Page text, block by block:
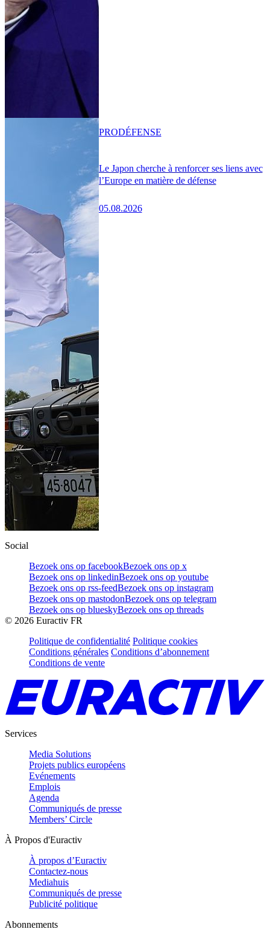
Le Japon cherche à renforcer ses liens avec
l’Europe en matière de défense
05.08.2026
PRODÉFENSE
Social
Bezoek ons op facebookBezoek ons op x
Bezoek ons op linkedinBezoek ons op youtube
Bezoek ons op rss-feedBezoek ons op instagram
Bezoek ons op mastodonBezoek ons op telegram
Bezoek ons op blueskyBezoek ons op threads
© 2026 Euractiv FR
Politique de confidentialité Politique cookies
Conditions générales Conditions d’abonnement
Conditions de vente
Services
Media Solutions
Projets publics européens
Evénements
Emplois
Agenda
Communiqués de presse
Members’ Circle
À Propos d'Euractiv
À propos d’Euractiv
Contactez-nous
Mediahuis
Communiqués de presse
Publicité politique
Abonnements